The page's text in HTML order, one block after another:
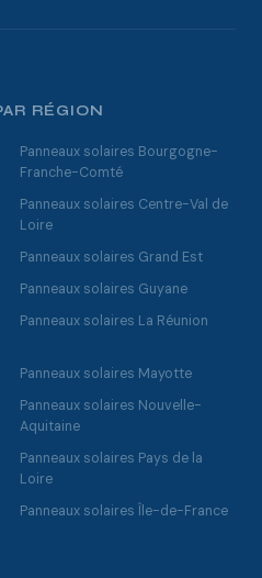
RÉGION
Panneaux solaires Bourgogne-
Franche-Comté
Panneaux solaires Centre-Val de
Loire
Panneaux solaires Grand Est
Panneaux solaires Guyane
Panneaux solaires La Réunion
Panneaux solaires Mayotte
Panneaux solaires Nouvelle-
Aquitaine
Panneaux solaires Pays de la
Loire
Panneaux solaires Île-de-France